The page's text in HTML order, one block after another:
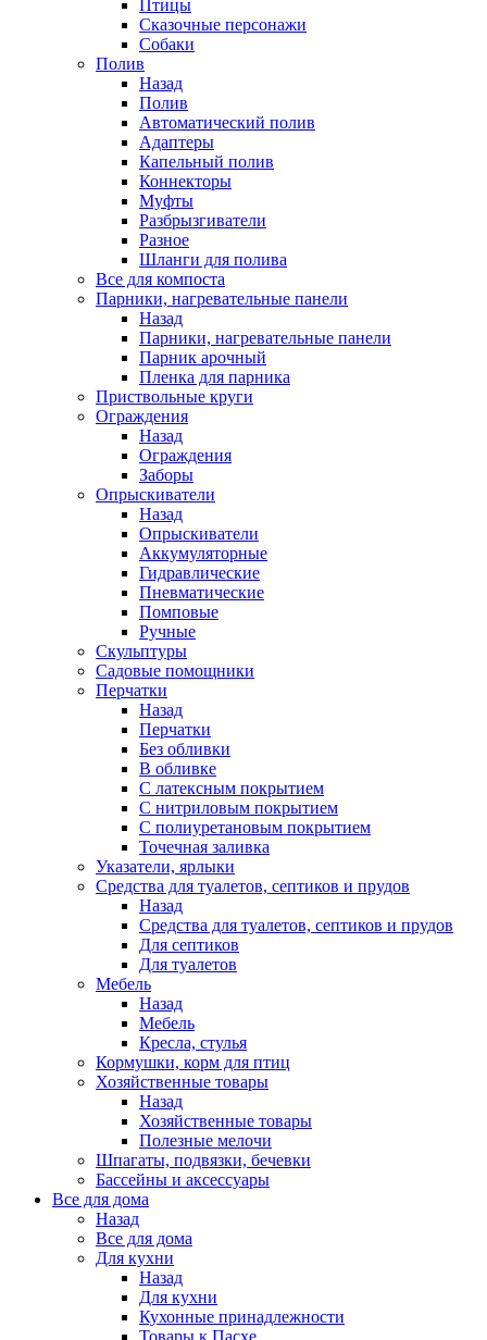
Птицы
Сказочные персонажи
Собаки
Полив
Назад
Полив
Автоматический полив
Адаптеры
Капельный полив
Коннекторы
Муфты
Разбрызгиватели
Разное
Шланги для полива
Все для компоста
Парники, нагревательные панели
Назад
Парники, нагревательные панели
Парник арочный
Пленка для парника
Приствольные круги
Ограждения
Назад
Ограждения
Заборы
Опрыскиватели
Назад
Опрыскиватели
Аккумуляторные
Гидравлические
Пневматические
Помповые
Ручные
Скульптуры
Садовые помощники
Перчатки
Назад
Перчатки
Без обливки
В обливке
С латексным покрытием
С нитриловым покрытием
С полиуретановым покрытием
Точечная заливка
Указатели, ярлыки
Средства для туалетов, септиков и прудов
Назад
Средства для туалетов, септиков и прудов
Для септиков
Для туалетов
Мебель
Назад
Мебель
Кресла, стулья
Кормушки, корм для птиц
Хозяйственные товары
Назад
Хозяйственные товары
Полезные мелочи
Шпагаты, подвязки, бечевки
Бассейны и аксессуары
Все для дома
Назад
Все для дома
Для кухни
Назад
Для кухни
Кухонные принадлежности
Товары к Пасхе